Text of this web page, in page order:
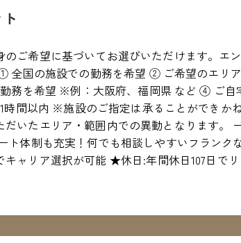
ご希望に基づいてお選びいただけます。エ
全国の施設での勤務を希望 ② ご希望のエリ
務を希望 ※例：大阪府、福岡県 など ④ ご自
間以内 ※施設のご指定は承ることができか
だいたエリア・範囲内での異動となります
ト体制も充実！何でも相談しやすいフラン
ャリア選択が可能 ★休日:年間休日107日で